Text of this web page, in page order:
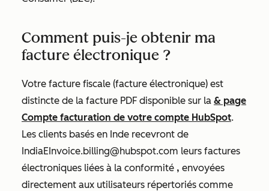
Comment puis-je obtenir ma
facture électronique ?
Votre facture fiscale (facture électronique) est
distincte de la facture PDF disponible sur la & page
Compte facturation de votre compte HubSpot.
Les clients basés en Inde recevront de
IndiaEInvoice.billing@hubspot.com leurs factures
électroniques liées à la conformité , envoyées
directement aux utilisateurs répertoriés comme